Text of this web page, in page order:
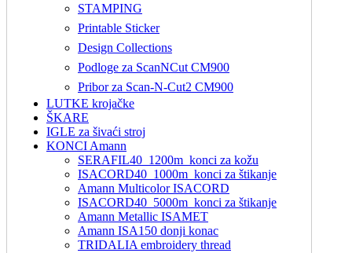
STAMPING
Printable Sticker
Design Collections
Podloge za ScanNCut CM900
Pribor za Scan-N-Cut2 CM900
LUTKE krojačke
ŠKARE
IGLE za šivaći stroj
KONCI Amann
SERAFIL40_1200m_konci za kožu
ISACORD40_1000m_konci za štikanje
Amann Multicolor ISACORD
ISACORD40_5000m_konci za štikanje
Amann Metallic ISAMET
Amann ISA150 donji konac
TRIDALIA embroidery thread